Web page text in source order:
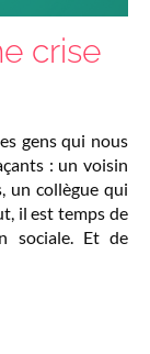
crise
gens qui nous
: un voisin
un collègue qui
il est temps de
sociale. Et de